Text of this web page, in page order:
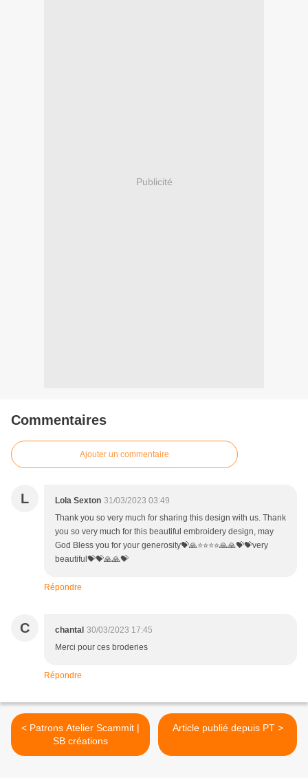
Publicité
Commentaires
Ajouter un commentaire
L Lola Sexton 31/03/2023 03:49
Thank you so very much for sharing this design with us. Thank
you so very much for this beautiful embroidery design, may
God Bless you for your generosity💝🙏⭐⭐⭐⭐🙏🙏💝💝very
beautiful💝💝🙏🙏💝
Répondre
C chantal 30/03/2023 17:45
Merci pour ces broderies
Répondre
< Patrons Atelier Scammit |
SB créations
Article publié depuis PT >